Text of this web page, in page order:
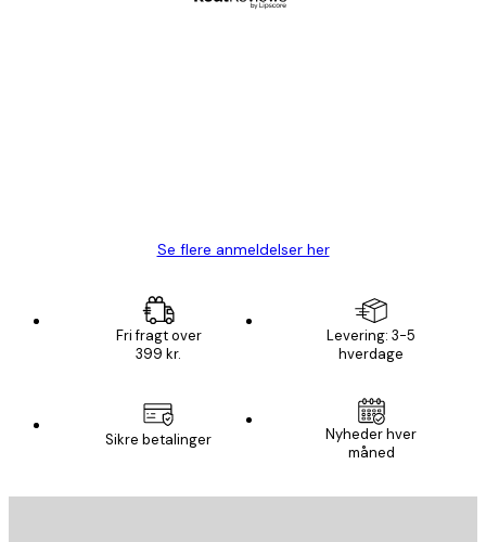
Se flere anmeldelser her
Fri fragt over
399 kr.
Levering: 3-5
hverdage
Sikre betalinger
Nyheder hver
måned